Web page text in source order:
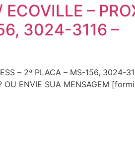
ECOVILLE –
3024-3116 –
– 2ª PLACA – MS-156, 3024-
OU ENVIE SUA MENSAGEM